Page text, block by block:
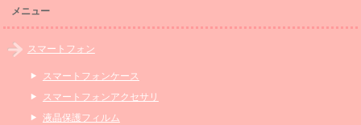
メニュー
スマートフォン
スマートフォンケース
スマートフォンアクセサリ
液晶保護フィルム